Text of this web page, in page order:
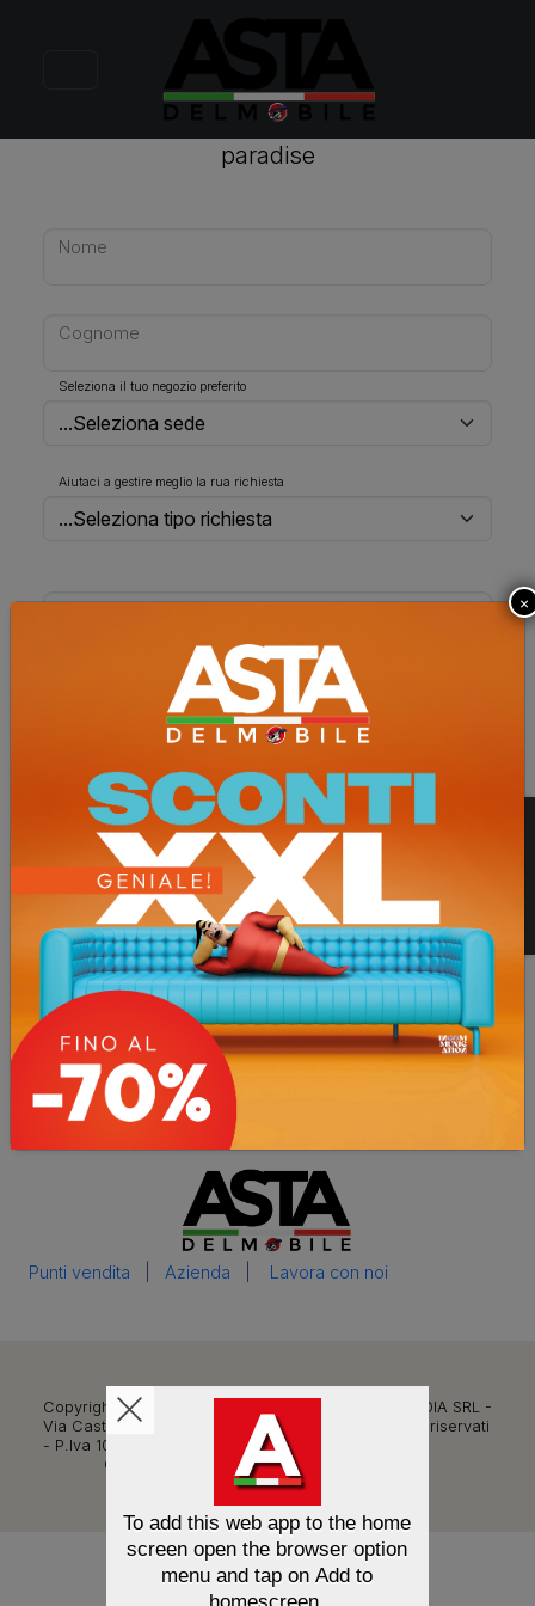
Stai chiedendo informazioni per
paradise
Nome
Cognome
Seleziona il tuo negozio preferito
Aiutaci a gestire meglio la rua richiesta
Richiesta (min 20 max 2000 caratteri)
Proseguendo acconsenti al trattamento dei dati. Leggi la
nostraprivacy policy.
Cookie policy
Punti vendita Azienda Lavora con noi
Copyright © 2026 ASTA DEL MOBILE - EFFETTO MEDIA SRL -
Via Casteldelfino, 77/79 - 10147 Torino - Tutti i diritti riservati
- P.Iva 10423010015
CREDITI
0.011 grammi di CO2
×
To add this web app to the home
screen open the browser option
menu and tap onAdd to
homescreen